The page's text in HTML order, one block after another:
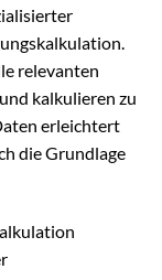
relevanten
kalkulieren zu
erleichtert
die Grundlage